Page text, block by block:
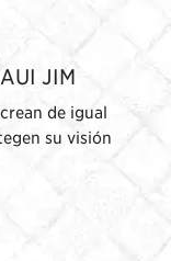
JIM
de igual
su visión